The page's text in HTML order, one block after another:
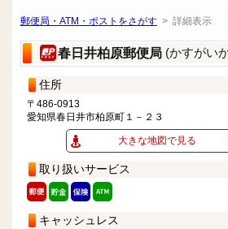
郵便局・ATM・ポストをさがす > 詳細表示
春日井柏原郵便局 (かすがい
住所
〒486-0913
愛知県春日井市柏原町１－２３
大きな地図で見る
取り扱いサービス
キャッシュレス